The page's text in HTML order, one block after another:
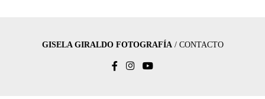
GISELA GIRALDO FOTOGRAFÍA/ CONTACTO